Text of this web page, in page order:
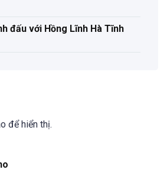
đấu với Hồng Lĩnh Hà Tĩnh
để hiển thị.